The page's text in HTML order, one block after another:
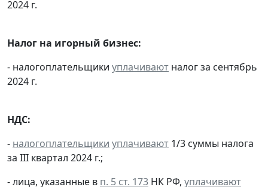
2024 г.
Налог на игорный бизнес:
- налогоплательщики уплачивают налог за сентябрь
2024 г.
НДС:
- налогоплательщики уплачивают 1/3 суммы налога
за III квартал 2024 г.;
- лица, указанные в п. 5 ст. 173 НК РФ, уплачивают